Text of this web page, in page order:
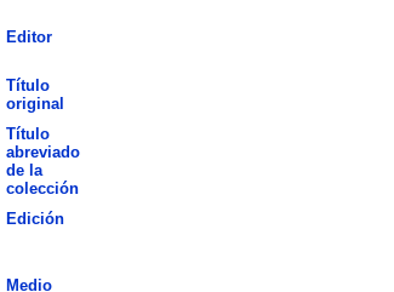
Editor
Título
original
Título
abreviado
de la
colección
Edición
Medio